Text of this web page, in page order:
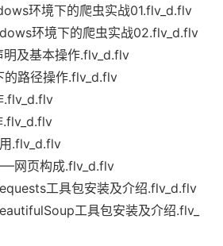
环境下的爬虫实战01.flv_d.flv
环境下的爬虫实战02.flv_d.flv
及基本操作.flv_d.flv
的路径操作.flv_d.flv
.flv_d.flv
.flv_d.flv
.flv_d.flv
网页构成.flv_d.flv
工具包安装及介绍.flv_d.flv
工具包安装及介绍.flv_